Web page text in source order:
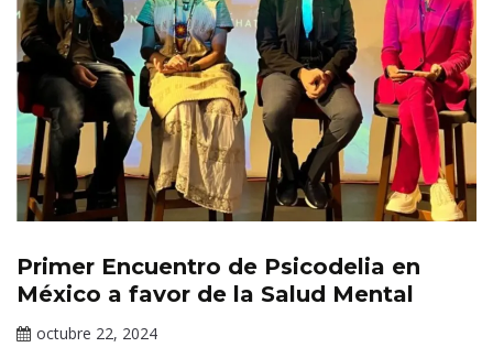
Noticias
Primer Encuentro de Psicodelia en
México a favor de la Salud Mental
octubre 22, 2024